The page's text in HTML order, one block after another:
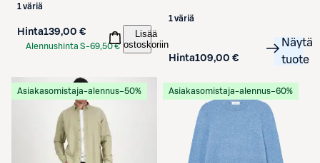
1 väriä
Hinta139,00 €
Alennushinta S-69,50 €
Lisää
ostoskoriin
1 väriä
Hinta109,00 €
Näytä
tuote
Asiakasomistaja-alennus−50% Asiakasomistaja-alennus−60%